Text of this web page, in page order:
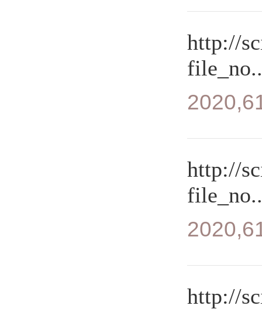
http://
http://
http://